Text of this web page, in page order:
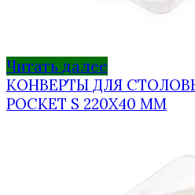
Читать далее
КОНВЕРТЫ ДЛЯ
POCKET S 220Х40 ММ